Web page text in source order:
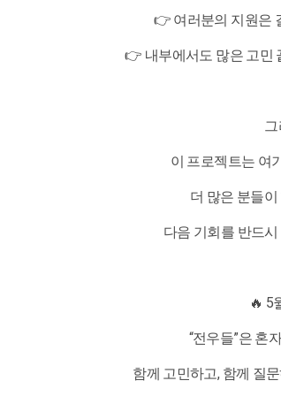
👉 여러분의 지원은
👉 내부에서도 많은 고민
그
이 프로젝트는 여
더 많은 분들
다음 기회를 반드
🔥 5
“전우들”은 혼
함께 고민하고, 함께 질